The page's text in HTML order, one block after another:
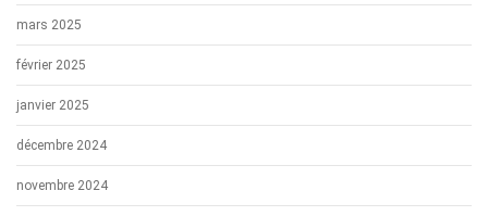
mars 2025
février 2025
janvier 2025
décembre 2024
novembre 2024